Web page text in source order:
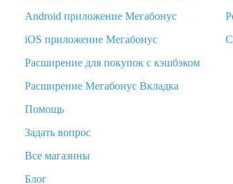
Android приложение Мегабонус
iOS приложение Мегабонус
Расширение для покупок с кэшбэком
Расширение Мегабонус Вкладка
Помощь
Задать вопрос
Все магазины
Блог